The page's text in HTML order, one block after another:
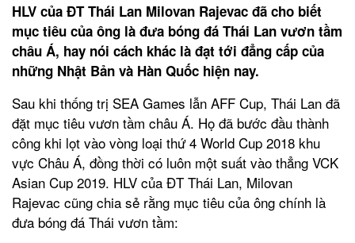
HLV của ĐT Thái Lan Milovan Rajevac đã cho biết
mục tiêu của ông là đưa bóng đá Thái Lan vươn tầm
châu Á, hay nói cách khác là đạt tới đẳng cấp của
những Nhật Bản và Hàn Quốc hiện nay.
Sau khi thống trị SEA Games lẫn AFF Cup, Thái Lan đã
đặt mục tiêu vươn tầm châu Á. Họ đã bước đầu thành
công khi lọt vào vòng loại thứ 4 World Cup 2018 khu
vực Châu Á, đồng thời có luôn một suất vào thẳng VCK
Asian Cup 2019. HLV của ĐT Thái Lan, Milovan
Rajevac cũng chia sẻ rằng mục tiêu của ông chính là
đưa bóng đá Thái vươn tầm: